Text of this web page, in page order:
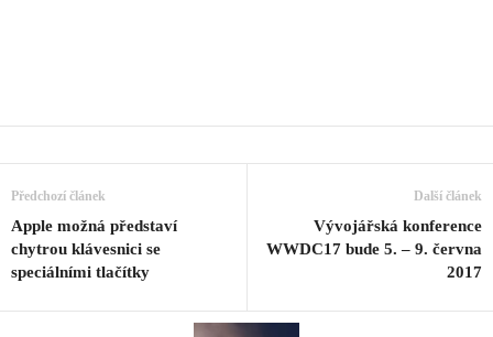
Předchozí článek
Apple možná představí
chytrou klávesnici se
speciálními tlačítky
Další článek
Vývojářská konference
WWDC17 bude 5. – 9. června
2017